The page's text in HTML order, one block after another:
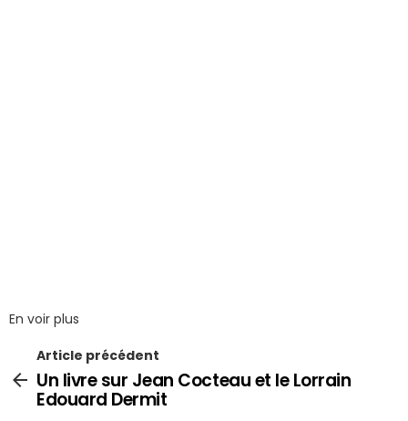
En voir plus
Article précédent
Un livre sur Jean Cocteau et le Lorrain
Edouard Dermit